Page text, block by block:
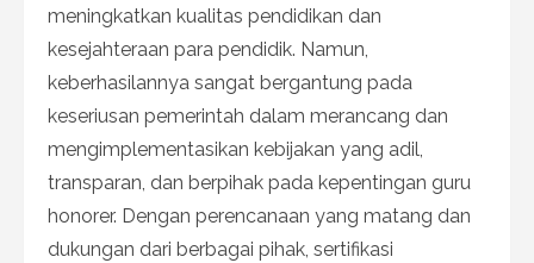
meningkatkan kualitas pendidikan dan
kesejahteraan para pendidik. Namun,
keberhasilannya sangat bergantung pada
keseriusan pemerintah dalam merancang dan
mengimplementasikan kebijakan yang adil,
transparan, dan berpihak pada kepentingan guru
honorer. Dengan perencanaan yang matang dan
dukungan dari berbagai pihak, sertifikasi